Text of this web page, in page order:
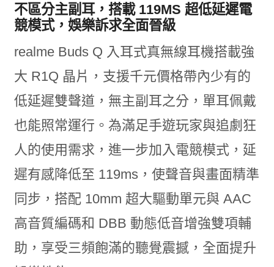
不區分主副耳，搭載 119MS 超低延遲電
競模式，娛樂訴求全面晉級
realme Buds Q 入耳式真無線耳機搭載強
大 R1Q 晶片，支援千元價格帶內少有的
低延遲雙聲道，無主副耳之分，單耳佩戴
也能照常運行。為滿足手遊玩家與追劇狂
人的使用需求，進一步加入電競模式，延
遲有感降低至 119ms，使聲音與畫面精準
同步，搭配 10mm 超大驅動單元與 AAC
高音質編碼和 DBB 動態低音增強雙項輔
助，享受三頻飽滿的聽覺震撼，全面提升